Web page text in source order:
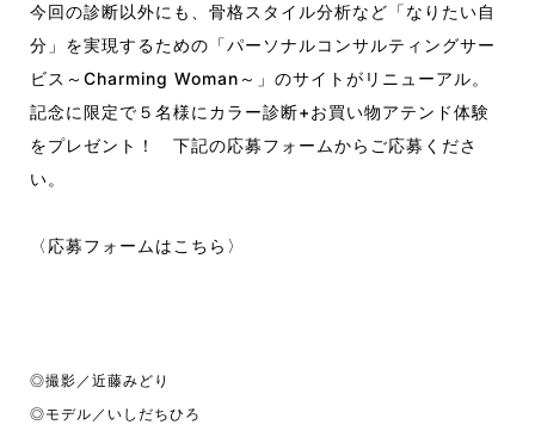
今回の診断以外にも、骨格スタイル分析など「なりたい自
分」を実現するための「パーソナルコンサルティングサー
ビス～Charming Woman～」のサイトがリニューアル。
記念に限定で５名様にカラー診断+お買い物アテンド体験
をプレゼント！ 下記の応募フォームからご応募くださ
い。
〈応募フォームはこちら〉
◎撮影／近藤みどり
◎モデル／いしだちひろ